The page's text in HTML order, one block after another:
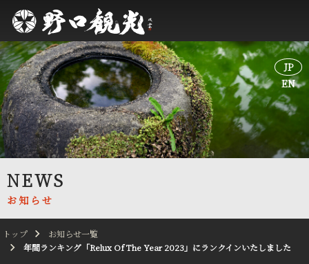
JP
EN
JP
EN
NEWS
お知らせ
トップ
お知らせ一覧
年間ランキング「Relux Of The Year 2023」にランクインいたしました